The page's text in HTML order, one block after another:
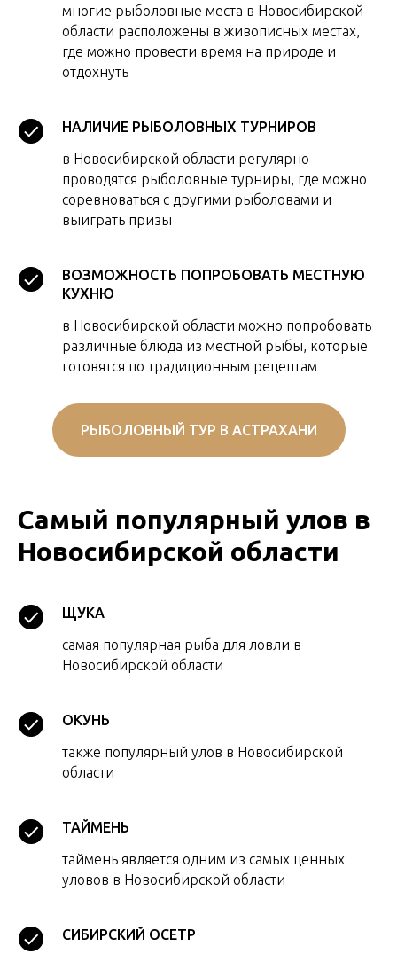
многие рыболовные места в Новосибирской
области расположены в живописных местах,
где можно провести время на природе и
отдохнуть
НАЛИЧИЕ РЫБОЛОВНЫХ ТУРНИРОВ
в Новосибирской области регулярно
проводятся рыболовные турниры, где можно
соревноваться с другими рыболовами и
выиграть призы
ВОЗМОЖНОСТЬ ПОПРОБОВАТЬ МЕСТНУЮ
КУХНЮ
в Новосибирской области можно попробовать
различные блюда из местной рыбы, которые
готовятся по традиционным рецептам
РЫБОЛОВНЫЙ ТУР В АСТРАХАНИ
Самый популярный улов в
Новосибирской области
ЩУКА
самая популярная рыба для ловли в
Новосибирской области
ОКУНЬ
также популярный улов в Новосибирской
области
ТАЙМЕНЬ
таймень является одним из самых ценных
уловов в Новосибирской области
СИБИРСКИЙ ОСЕТР